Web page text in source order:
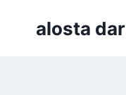
alosta